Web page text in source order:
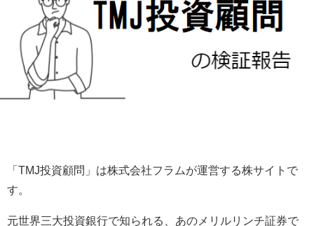
「TMJ投資顧問」は株式会社フラムが運営する株サイトで
す。
元世界三大投資銀行で知られる、あのメリルリンチ証券で